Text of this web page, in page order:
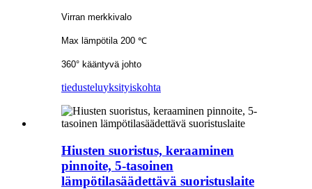
Virran merkkivalo
Max lämpötila 200 ℃
360° kääntyvä johto
tiedusteluyksityiskohta
Hiusten suoristus, keraaminen
pinnoite, 5-tasoinen
lämpötilasäädettävä suoristuslaite